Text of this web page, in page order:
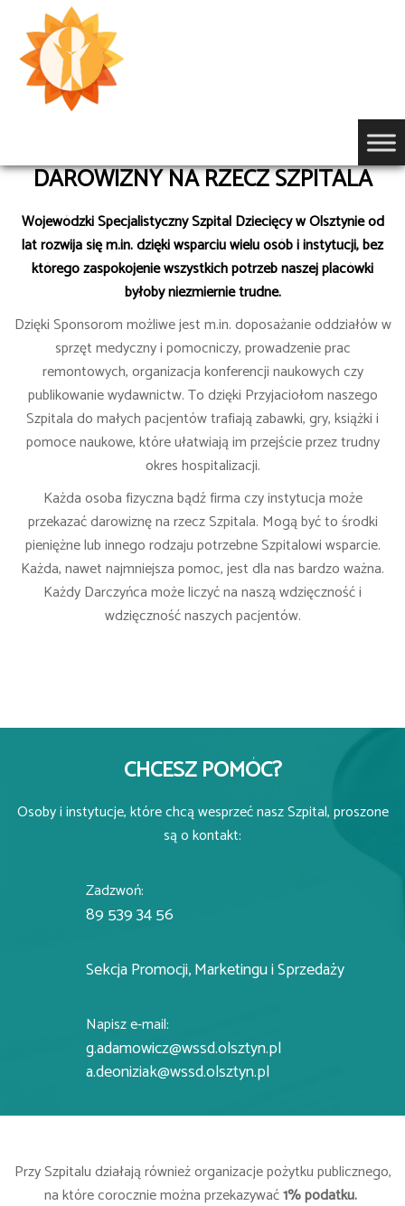
Przejdź
DAROWIZNY NA RZECZ SZPITALA
Wojewódzki Specjalistyczny Szpital Dziecięcy w Olsztynie od
lat rozwija się m.in. dzięki wsparciu wielu osób i instytucji, bez
którego zaspokojenie wszystkich potrzeb naszej placówki
byłoby niezmiernie trudne.
Dzięki Sponsorom możliwe jest m.in. doposażanie oddziałów w
sprzęt medyczny i pomocniczy, prowadzenie prac
remontowych, organizacja konferencji naukowych czy
publikowanie wydawnictw. To dzięki Przyjaciołom naszego
Szpitala do małych pacjentów trafiają zabawki, gry, książki i
pomoce naukowe, które ułatwiają im przejście przez trudny
okres hospitalizacji.
Każda osoba fizyczna bądź firma czy instytucja może
przekazać darowiznę na rzecz Szpitala. Mogą być to środki
pieniężne lub innego rodzaju potrzebne Szpitalowi wsparcie.
Każda, nawet najmniejsza pomoc, jest dla nas bardzo ważna.
Każdy Darczyńca może liczyć na naszą wdzięczność i
wdzięczność naszych pacjentów.
CHCESZ POMÓC?
Osoby i instytucje, które chcą wesprzeć nasz Szpital, proszone
są o kontakt:
Zadzwoń:
89 539 34 56
Sekcja Promocji, Marketingu i Sprzedaży
Napisz e-mail:
g.adamowicz@wssd.olsztyn.pl
a.deoniziak@wssd.olsztyn.pl
Przy Szpitalu działają również organizacje pożytku publicznego,
na które corocznie można przekazywać1% podatku.